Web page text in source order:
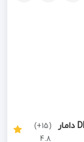
تیغ فرز نجاری (تیغ شیار زن) کد DMDR29062250 دامار
(15+)
4.8